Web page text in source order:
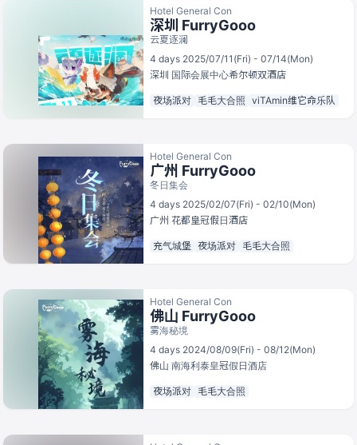
Hotel General Con
深圳 FurryGooo
云夏逐澜
4 days 2025/07/11(Fri) - 07/14(Mon)
深圳 国际会展中心希尔顿双酒店
夜场派对 毛毛大合照 viTAmin维它命乐队
Hotel General Con
广州 FurryGooo
冬日集会
4 days 2025/02/07(Fri) - 02/10(Mon)
广州 花都皇冠假日酒店
充气城堡 夜场派对 毛毛大合照
Hotel General Con
佛山 FurryGooo
雾海秘境
4 days 2024/08/09(Fri) - 08/12(Mon)
佛山 南海利泰皇冠假日酒店
夜场派对 毛毛大合照